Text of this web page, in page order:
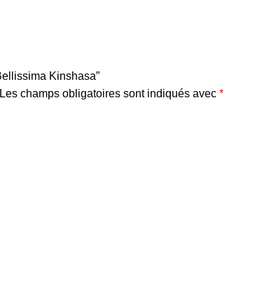
Kinshasa”
Les champs obligatoires sont indiqués avec *